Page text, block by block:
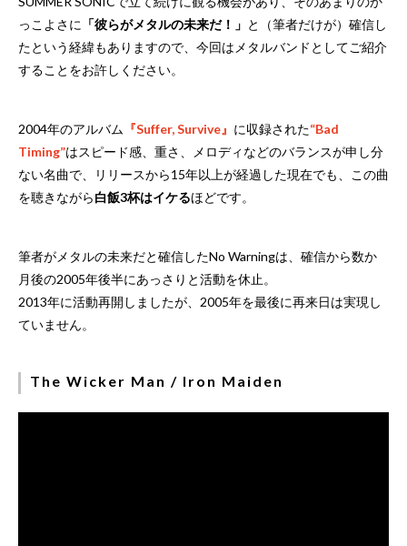
っこよさに 「彼らがメタルの未来だ！」 と（筆者だけが）確信し
たという経緯もありますので、今回はメタルバンドとしてご紹介
することをお許しください。
2004年のアルバム 『Suffer, Survive』 に収録された“Bad
Timing”はスピード感、重さ、メロディなどのバランスが申し分
ない名曲で、リリースから15年以上が経過した現在でも、この曲
を聴きながら白飯3杯はイケるほどです。
筆者がメタルの未来だと確信したNo Warningは、確信から数か
月後の2005年後半にあっさりと活動を休止。
2013年に活動再開しましたが、2005年を最後に再来日は実現し
ていません。
The Wicker Man / Iron Maiden